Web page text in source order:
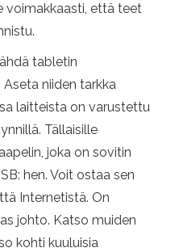
että teet
tabletin
niiden tarkka
laitteista on varustettu
Tällaisille
joka on sovitin
hen. Voit ostaa sen
Internetistä. On
johto. Katso muiden
kohti kuuluisia